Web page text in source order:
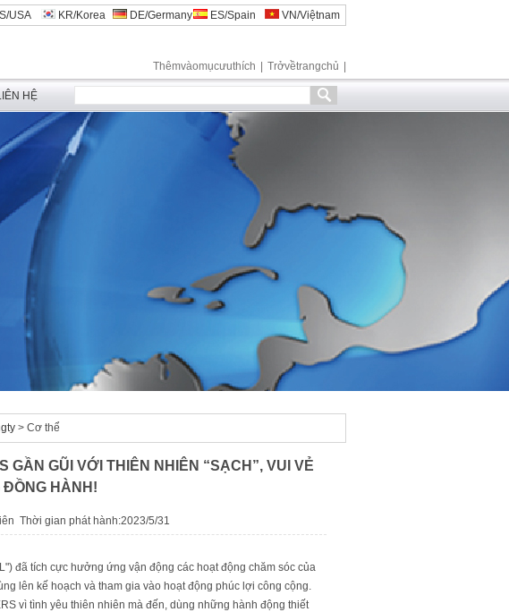
USA KR/Korea DE/Germany ES/Spain VN/Việtnam
Trởvềtrangchủ
Thêmvàomụcưuthích
HỆ
> Cơ thể
GŨI VỚI THIÊN NHIÊN “SẠCH”, VUI VẺ
ĐỒNG HÀNH!
Thời gian phát hành:2023/5/31
đã tích cực hưởng ứng vận động các hoạt động chăm sóc của
lên kế hoạch và tham gia vào hoạt động phúc lợi công cộng.
vì tình yêu thiên nhiên mà đến, dùng những hành động thiết